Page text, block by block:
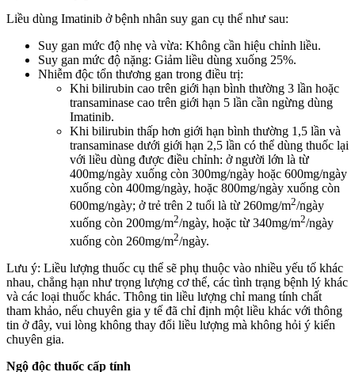
Liều dùng Imatinib ở bệnh nhân suy gan cụ thể như sau:
Suy gan mức độ nhẹ và vừa: Không cần hiệu chỉnh liều.
Suy gan mức độ nặng: Giảm liều dùng xuống 25%.
Nhiễm độc tổn thương gan trong điều trị:
Khi bilirubin cao trên giới hạn bình thường 3 lần hoặc
transaminase cao trên giới hạn 5 lần cần ngừng dùng
Imatinib.
Khi bilirubin thấp hơn giới hạn bình thường 1,5 lần và
transaminase dưới giới hạn 2,5 lần có thể dùng thuốc lại
với liều dùng được điều chỉnh: ở người lớn là từ
400mg/ngày xuống còn 300mg/ngày hoặc 600mg/ngày
xuống còn 400mg/ngày, hoặc 800mg/ngày xuống còn
600mg/ngày; ở trẻ trên 2 tuổi là từ 260mg/m2/ngày
xuống còn 200mg/m2/ngày, hoặc từ 340mg/m2/ngày
xuống còn 260mg/m2/ngày.
Lưu ý: Liều lượng thuốc cụ thể sẽ phụ thuộc vào nhiều yếu tố khác
nhau, chẳng hạn như trọng lượng cơ thể, các tình trạng bệnh lý khác
và các loại thuốc khác. Thông tin liều lượng chỉ mang tính chất
tham khảo, nếu chuyên gia y tế đã chỉ định một liều khác với thông
tin ở đây, vui lòng không thay đổi liều lượng mà không hỏi ý kiến
chuyên gia.
Ngộ độc thuốc cấp tính